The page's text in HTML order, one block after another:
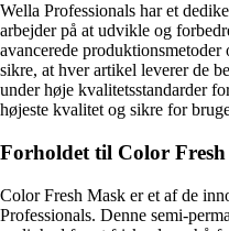
Wella Professionals har et
arbejder på at udvikle og
avancerede
sikre, at hver artikel leverer de
under høje kvalitetsstandarder
højeste kvalitet og sikre for
Forholdet til Color
Color Fresh Mask er et af de
Professionals. Denne semi-